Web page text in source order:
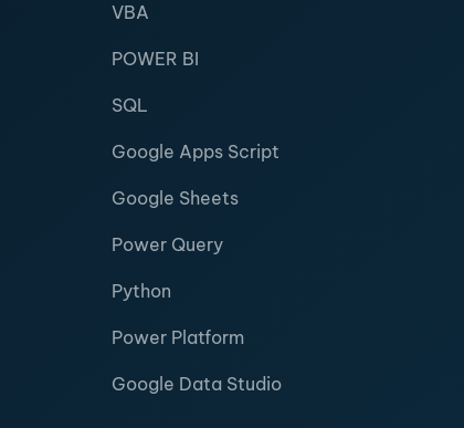
VBA
POWER BI
SQL
Google Apps Script
Google Sheets
Power Query
Python
Power Platform
Google Data Studio